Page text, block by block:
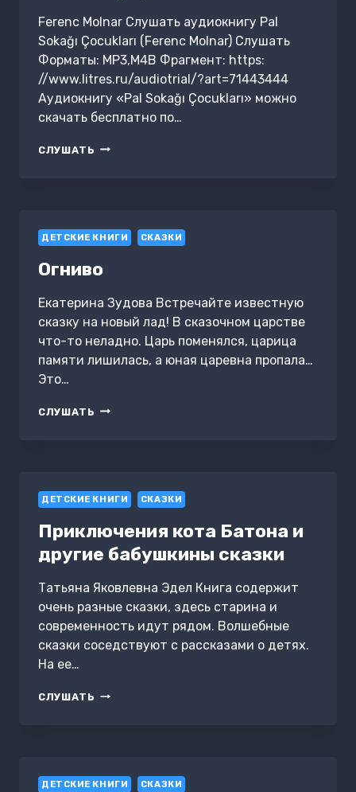
Ferenc Molnar Слушать аудиокнигу Pal
Sokağı Çocukları (Ferenc Molnar) Слушать
Форматы: MP3,M4B Фрагмент: https:
//www.litres.ru/audiotrial/?art=71443444
Аудиокнигу «Pal Sokağı Çocukları» можно
скачать бесплатно по…
СЛУШАТЬ PAL
ДЕТСКИЕ КНИГИ СКАЗКИ
Огниво
Екатерина Зудова Встречайте известную
сказку на новый лад! В сказочном царстве
что-то неладно. Царь поменялся, царица
памяти лишилась, а юная царевна пропала…
Это…
СЛУШАТЬ ОГНИВО
ДЕТСКИЕ КНИГИ СКАЗКИ
Приключения кота Батона и
другие бабушкины сказки
Татьяна Яковлевна Эдел Книга содержит
очень разные сказки, здесь старина и
современность идут рядом. Волшебные
сказки соседствуют с рассказами о детях.
На ее…
СЛУШАТЬ ПРИКЛЮЧЕНИЯ
СКАЗКИ
ДЕТСКИЕ КНИГИ СКАЗКИ